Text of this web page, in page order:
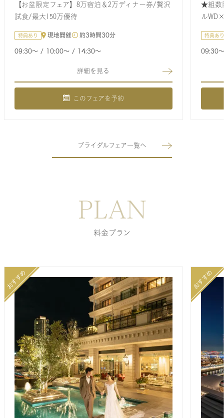
【お盆限定フェア】8万宿泊＆2万ディナー券/贅沢
試食/最大150万優待
特典あり 現地開催 約3時間30分
09:30〜 10:00〜 14:30〜
詳細を見る
このフェアを予約
★組数
ル
特典あり
09:30〜
ブライダルフェア一覧へ
PLAN
料金プラン